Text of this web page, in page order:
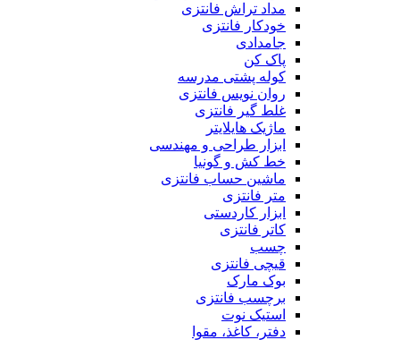
مداد تراش فانتزی
خودکار فانتزی
جامدادی
پاک کن
کوله پشتی مدرسه
روان نویس فانتزی
غلط گیر فانتزی
ماژیک هایلایتر
ابزار طراحی و مهندسی
خط کش و گونیا
ماشین حساب فانتزی
متر فانتزی
ابزار کاردستی
کاتر فانتزی
چسب
قیچی فانتزی
بوک مارک
برچسب فانتزی
استیک نوت
دفتر، کاغذ، مقوا